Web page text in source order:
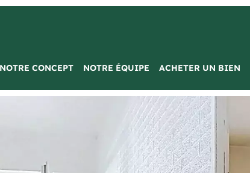
NOTRE CONCEPT NOTRE ÉQUIPE ACHETER UN BIEN